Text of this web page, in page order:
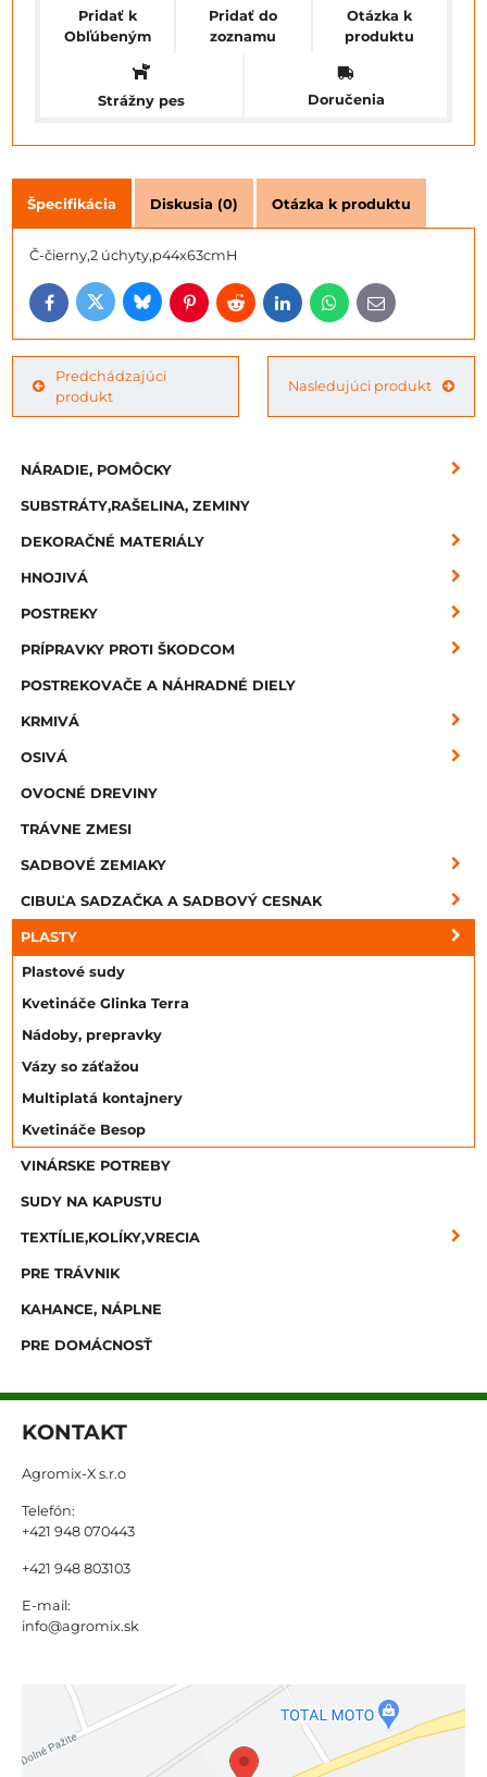
Pridať k
Obľúbeným
Pridať do
zoznamu
Otázka k
produktu
Strážny pes Doručenia
Špecifikácia Diskusia (0) Otázka k produktu
Č-čierny,2 úchyty,p44x63cmH
FacebookTwitterBlueskyPinterestRedditLinkedInWhatsApp
E-
mail
Predchádzajúci
produkt
Nasledujúci produkt
NÁRADIE, POMÔCKY
SUBSTRÁTY,RAŠELINA, ZEMINY
DEKORAČNÉ MATERIÁLY
HNOJIVÁ
POSTREKY
PRÍPRAVKY PROTI ŠKODCOM
POSTREKOVAČE A NÁHRADNÉ DIELY
KRMIVÁ
OSIVÁ
OVOCNÉ DREVINY
TRÁVNE ZMESI
SADBOVÉ ZEMIAKY
CIBUĽA SADZAČKA A SADBOVÝ CESNAK
PLASTY
Plastové sudy
Kvetináče Glinka Terra
Nádoby, prepravky
Vázy so záťažou
Multiplatá kontajnery
Kvetináče Besop
VINÁRSKE POTREBY
SUDY NA KAPUSTU
TEXTÍLIE,KOLÍKY,VRECIA
PRE TRÁVNIK
KAHANCE, NÁPLNE
PRE DOMÁCNOSŤ
KONTAKT
Agromix-X s.r.o
Telefón:
+421 948 070443
+421 948 803103
E-mail:
info@agromix.sk